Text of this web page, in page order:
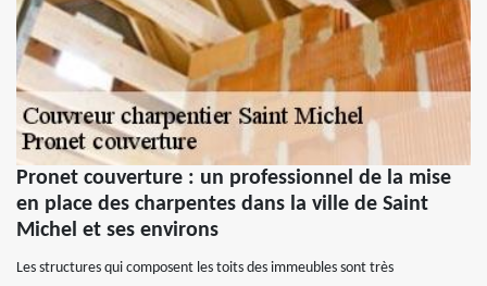
Pronet couverture : un professionnel de la mise
en place des charpentes dans la ville de Saint
Michel et ses environs
Les structures qui composent les toits des immeubles sont très